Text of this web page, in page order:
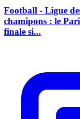
Football - Ligue
chamipons : le
finale si...